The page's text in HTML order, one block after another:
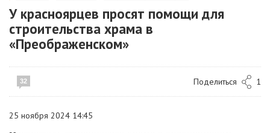
У красноярцев просят помощи для
строительства храма в
«Преображенском»
32 Поделиться 1
25 ноября 2024 14:45